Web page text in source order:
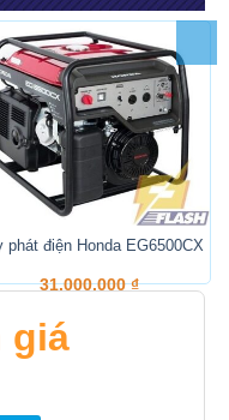
phát điện Honda EG6500CX
31.000.000₫
giá